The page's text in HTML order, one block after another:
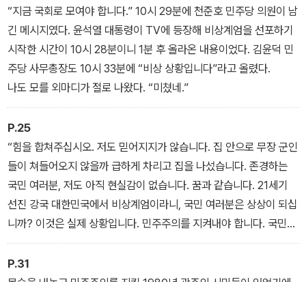
2024년 1월 예상치 못한 피습으로 목숨을 잃을 뻔했으나 기적의 확
률로 살아난 이야기, ‘소년공’ 출신 이재명의 인생항로와 정치 역정,
당대표직에 대한 소회, ‘정치란 무엇인가’라는 근본적인 물음까지 솔
직담백하게 털어놓는다.
얼굴이 그리 보였을지도 모르겠다.
“지금 국회로 모여야 합니다.” 10시 29분에 천준호 민주당 의원이 남
긴 메시지였다. 윤석열 대통령이 TV에 등장해 비상계엄을 선포하기
시작한 시간이 10시 28분이니 1분 후 올라온 내용이었다. 김윤덕 민
주당 사무총장도 10시 33분에 “비상 상황입니다”라고 올렸다.
나도 모를 외마디가 절로 나왔다. “미쳤네.”
P.25
“힘을 합쳐주십시오. 저도 믿어지지가 않습니다. 집 안으로 무장 군인
들이 쳐들어오지 않을까 급하게 차리고 집을 나섰습니다. 존경하는
국민 여러분, 저도 아직 현실감이 없습니다. 꿈과 같습니다. 21세기
선진 강국 대한민국에서 비상계엄이라니, 국민 여러분은 상상이 되십
니까? 이것은 실제 상황입니다. 민주주의를 지켜내야 합니다. 국민
여러분, 국회로 와주십시오.”
풍전등화 속에서 이뤄진 이 긴급 라이브 방송의 동시접속자는 20만
P.31